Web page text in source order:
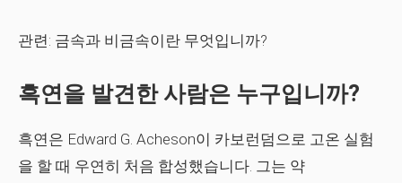
관련: 금속과 비금속이란 무엇입니까?
흑연을 발견한 사람은 누구입니까?
흑연은 Edward G. Acheson이 카보런덤으로 고온 실험
을 할 때 우연히 처음 합성했습니다. 그는 약